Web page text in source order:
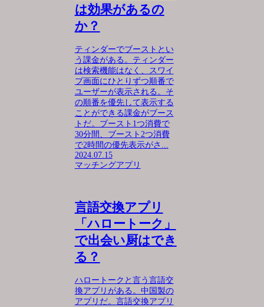
は効果があるの
か？
ティンダーでブーストとい
う課金がある。ティンダー
は検索機能はなく、スワイ
プ画面にひとりずつ順番で
ユーザーが表示される。そ
の順番を優先して表示する
ことができる課金がブース
トだ。ブースト1つ消費で
30分間、ブースト2つ消費
で2時間の優先表示がさ...
2024.07.15
マッチングアプリ
言語交換アプリ
「ハロートーク」
で出会い厨はでき
る？
ハロートークと言う言語交
換アプリがある。中国製の
アプリだ。言語交換アプリ